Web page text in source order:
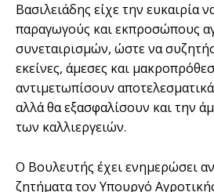
Βασιλειάδης είχε την ευκαιρία
παραγωγούς και εκπροσώπους
συνεταιρισμών, ώστε να
εκείνες, άμεσες και
αντιμετωπίσουν
αλλά θα εξασφαλίσουν και την
των καλλιεργειών.
Ο Βουλευτής έχει ενημερώσει
ζητήματα τον Υπουργό